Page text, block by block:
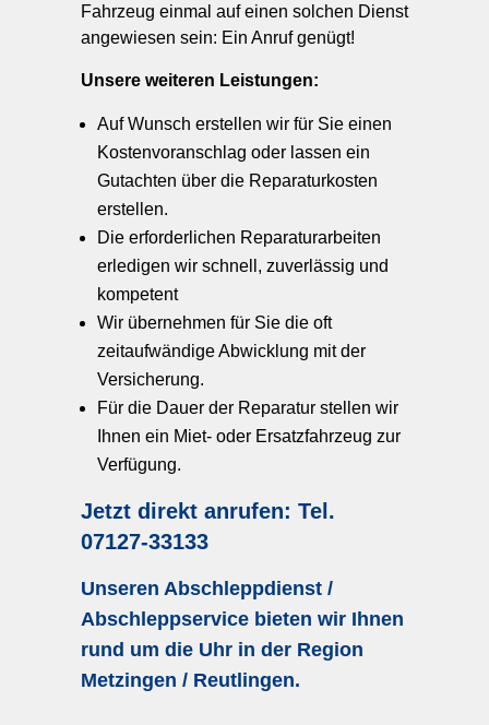
Fahrzeug einmal auf einen solchen Dienst
angewiesen sein: Ein Anruf genügt!
Unsere weiteren Leistungen:
Auf Wunsch erstellen wir für Sie einen
Kostenvoranschlag oder lassen ein
Gutachten über die Reparaturkosten
erstellen.
Die erforderlichen Reparaturarbeiten
erledigen wir schnell, zuverlässig und
kompetent
Wir übernehmen für Sie die oft
zeitaufwändige Abwicklung mit der
Versicherung.
Für die Dauer der Reparatur stellen wir
Ihnen ein Miet- oder Ersatzfahrzeug zur
Verfügung.
Jetzt direkt anrufen: Tel.
07127-33133
Unseren Abschleppdienst /
Abschleppservice bieten wir Ihnen
rund um die Uhr in der Region
Metzingen / Reutlingen.